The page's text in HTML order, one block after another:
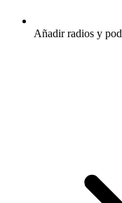
Añadir radios y